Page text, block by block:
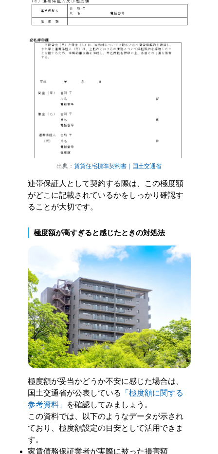
出典： 賃貸住宅標準契約書｜国土交通省
連帯保証人として契約する際は、この極度額
がどこに記載されているかをしっかり確認す
ることが大切です。
極度額が高すぎると感じたときの対処法
極度額が妥当かどうか不安に感じた場合は、
国土交通省が公表している 「極度額に関する
参考資料」
を確認してみましょう。
この資料では、以下のようなデータが示され
ており、極度額設定の目安として活用できま
す。
家賃債務保証業者が実際に被った損害額